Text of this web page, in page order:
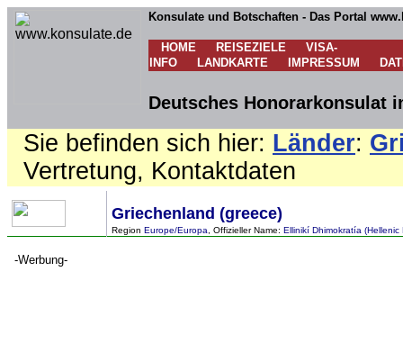
Konsulate und Botschaften - Das Portal
HOME REISEZIELE
VISA-
INFO
LANDKARTE IMPRESSUM
Deutsches Honorarkonsulat
Sie befinden sich hier: Länder:
Vertretung, Kontaktdaten
Griechenland (greece)
Region Europe/Europa , Offizieller Name: Ellinikí Dhimokratía (Hellenic
-Werbung-